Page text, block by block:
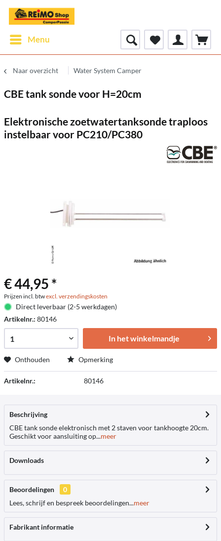
Menu
Naar overzicht Water System Camper
CBE tank sonde voor H=20cm
Elektronische zoetwatertanksonde traploos
instelbaar voor PC210/PC380
€ 44,95 *
Prijzen incl. btwexcl. verzendingskosten
Direct leverbaar (2-5 werkdagen)
Artikelnr.: 80146
In het winkelmandje
Onthouden Opmerking
Artikelnr.: 80146
Beschrijving
CBE tank sonde elektronisch met 2 staven voor tankhoogte 20cm.
Geschikt voor aansluiting op...meer
Downloads
Beoordelingen
0
Lees, schrijf en bespreek beoordelingen...meer
Fabrikant informatie